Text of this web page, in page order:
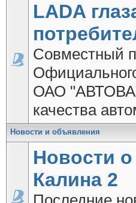
LADA
Совместный
ОАО
качества
Новости и объявления
Новости
Калина 2